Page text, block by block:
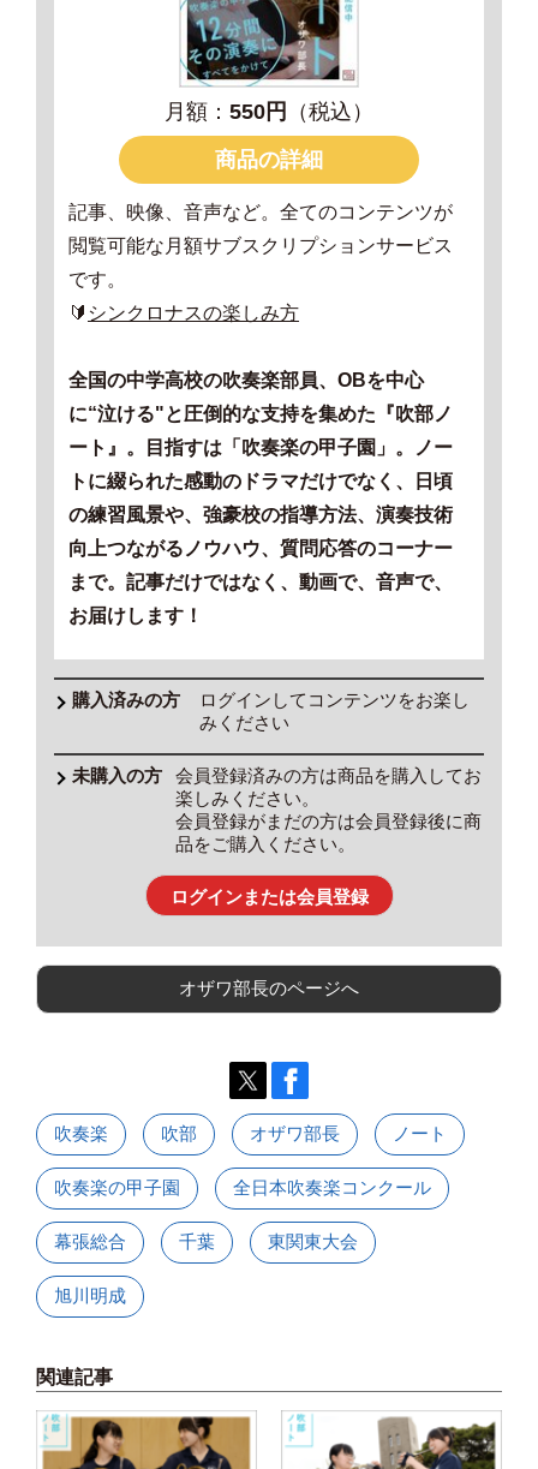
月額： 550円
（税込）
商品の詳細
記事、映像、音声など。全てのコンテンツが
閲覧可能な月額サブスクリプションサービス
です。
🔰 シンクロナスの楽しみ方
全国の中学高校の吹奏楽部員、OBを中心
に“泣ける"と圧倒的な支持を集めた『吹部ノ
ート』。目指すは「吹奏楽の甲子園」。ノー
トに綴られた感動のドラマだけでなく、日頃
の練習風景や、強豪校の指導方法、演奏技術
向上つながるノウハウ、質問応答のコーナー
まで。記事だけではなく、動画で、音声で、
お届けします！
ログインしてコンテンツをお楽し
みください
会員登録済みの方は商品を購入してお
楽しみください。
会員登録がまだの方は会員登録後に商
品をご購入ください。
ログインまたは会員登録
オザワ部長のページへ
吹奏楽 吹部 オザワ部長 ノート
吹奏楽の甲子園 全日本吹奏楽コンクール
幕張総合 千葉 東関東大会
旭川明成
関連記事